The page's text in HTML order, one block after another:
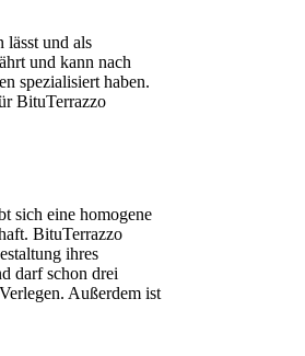
lässt und als
und kann nach
spezialisiert haben.
BituTerrazzo
sich eine homogene
BituTerrazzo
ihres
darf schon drei
Außerdem ist